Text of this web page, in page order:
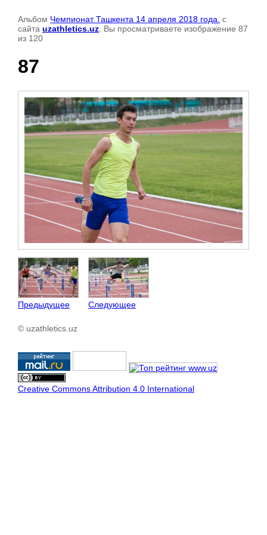
Альбом Чемпионат Ташкента 14 апреля 2018 года. с
сайта uzathletics.uz . Вы просматриваете изображение 87
из 120
87
Предыдущее Следующее
© uzathletics.uz
Creative Commons Attribution 4.0 International